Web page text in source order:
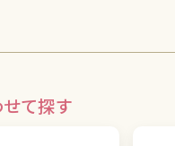
て探す